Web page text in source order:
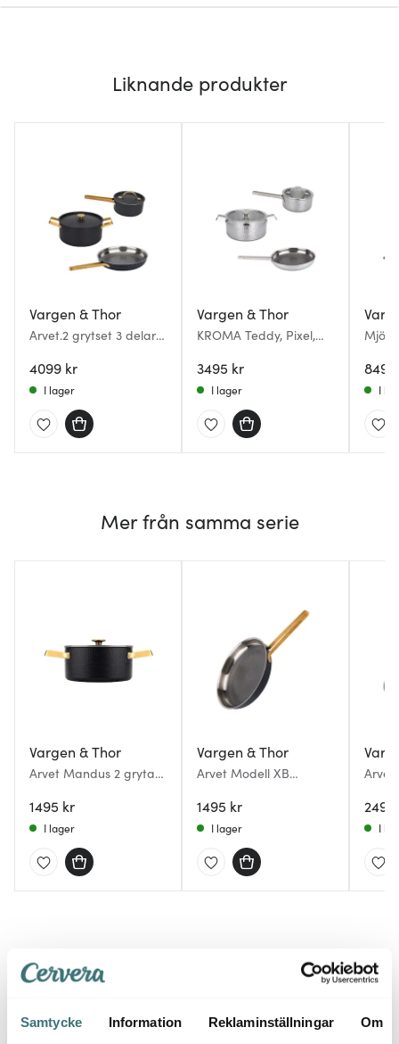
Samtycke Information Reklaminställningar Om
Liknande produkter
Vargen & Thor
Arvet.2 grytset 3 delar
svart/mässing
4099 kr
I lager
Vargen & Thor
KROMA Teddy, Pixel,
delar 1,6/4 L/28 cm stål
3495 kr
I lager I
Mer från samma serie
Vargen & Thor
Arvet Mandus 2 gryta
1495 kr
I lager
Vargen & Thor
Arvet Modell XB
svart
1495 kr
I lager
Arvet
I